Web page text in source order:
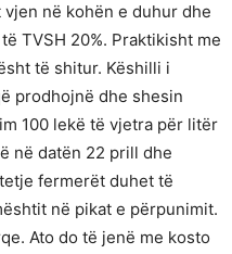
në kohën e duhur dhe
TVSH 20%. Praktikisht me
të shitur. Këshilli i
prodhojnë dhe shesin
100 lekë të vjetra për litër
në datën 22 prill dhe
fermerët duhet të
në pikat e përpunimit.
Ato do të jenë me kosto